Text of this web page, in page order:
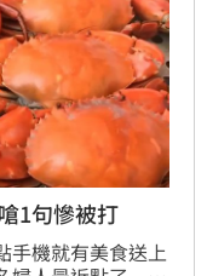
1句慘被打
手機就有美食送上